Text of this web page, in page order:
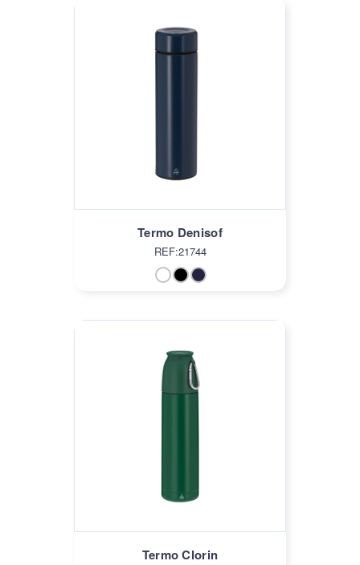
Termo Denisof
REF:21744
Termo Clorin